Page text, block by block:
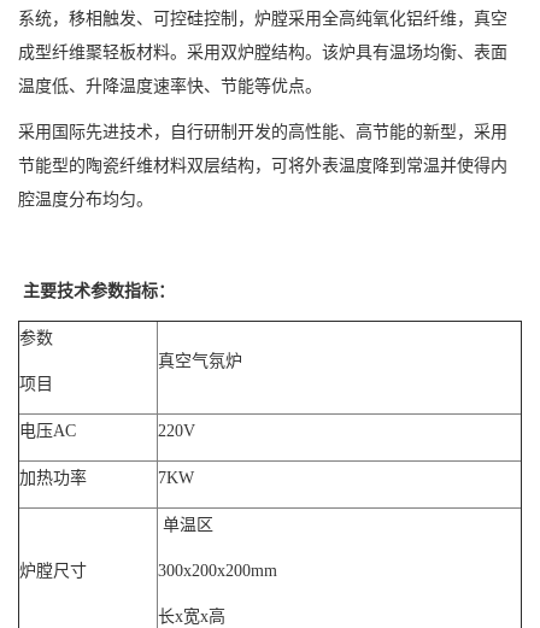
系统，移相触发、可控硅控制，炉膛采用全高纯氧化铝纤维，真空
成型纤维聚轻板材料。采用双炉膛结构。该炉具有温场均衡、表面
温度低、升降温度速率快、节能等优点。
采用国际先进技术，自行研制开发的高性能、高节能的新型，采用
节能型的陶瓷纤维材料双层结构，可将外表温度降到常温并使得内
腔温度分布均匀。
主要技术参数指标：
参数
项目
真空气氛炉
电压AC 220V
加热功率 7KW
炉膛尺寸
单温区
300x200x200mm
长x宽x高